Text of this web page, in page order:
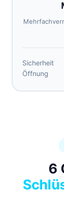
Sicherheit
Öffnung
6